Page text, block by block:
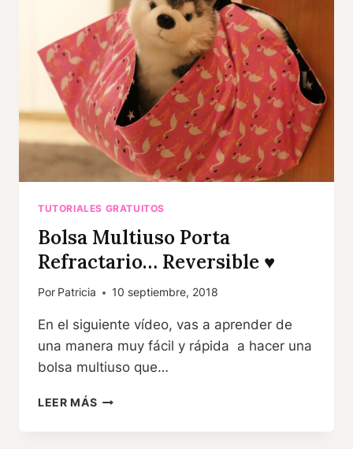
TUTORIALES GRATUITOS
Bolsa Multiuso Porta
Refractario… Reversible ♥
Por Patricia 10 septiembre, 2018
En el siguiente vídeo, vas a aprender de
una manera muy fácil y rápida a hacer una
bolsa multiuso que…
LEER MÁSBOLSA
PORTA